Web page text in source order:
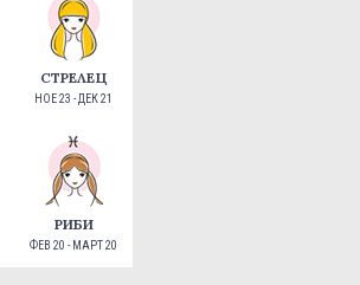
СТРЕЛЕЦ
НОЕ 23 - ДЕК 21
РИБИ
ФЕВ 20 - МАРТ 20